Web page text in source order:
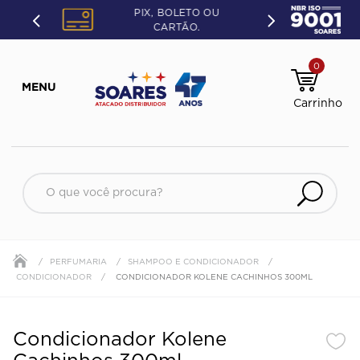
PIX, BOLETO OU
CARTÃO.
0
O que você procura?
PERFUMARIA
SHAMPOO E CONDICIONADOR
CONDICIONADOR
CONDICIONADOR KOLENE CACHINHOS 300ML
Condicionador Kolene